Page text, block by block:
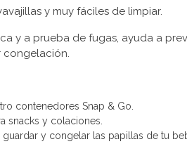
y muy fáciles de limpiar.
y a prueba de fugas, ayuda a
congelación.
contenedores Snap & Go.
snacks y colaciones.
guardar y congelar las papillas de tu